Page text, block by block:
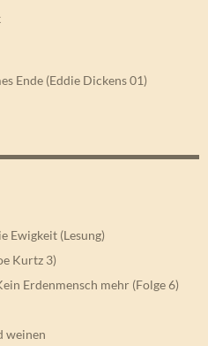
Ende (Eddie Dickens 01)
Ewigkeit (Lesung)
Kurtz 3)
Erdenmensch mehr (Folge 6)
weinen